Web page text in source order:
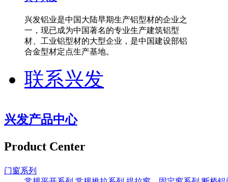
兴发铝业是中国大陆早期生产铝型材的企业之
一，现已成为中国著名的专业生产建筑铝型
材、工业铝型材的大型企业，是中国建设部铝
合金型材定点生产基地。
联系兴发
兴发产品中心
Product Center
门窗系列